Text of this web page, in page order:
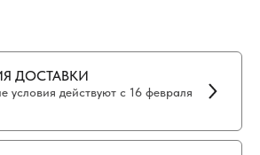
ДОСТАВКИ
условия действуют с 16 февраля